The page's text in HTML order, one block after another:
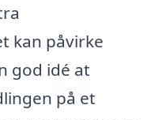
kan påvirke
god idé at
på et